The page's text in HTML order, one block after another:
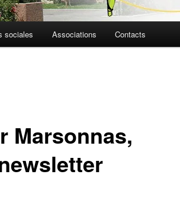
sociales Associations Contacts
Marsonnas,